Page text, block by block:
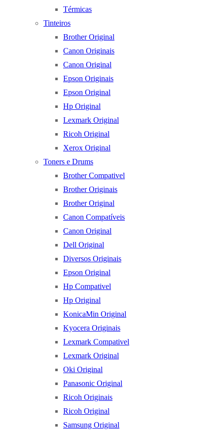
Térmicas
Tinteiros
Brother Original
Canon Originais
Canon Original
Epson Originais
Epson Original
Hp Original
Lexmark Original
Ricoh Original
Xerox Original
Toners e Drums
Brother Compativel
Brother Originais
Brother Original
Canon Compatíveis
Canon Original
Dell Original
Diversos Originais
Epson Original
Hp Compativel
Hp Original
KonicaMin Original
Kyocera Originais
Lexmark Compativel
Lexmark Original
Oki Original
Panasonic Original
Ricoh Originais
Ricoh Original
Samsung Original